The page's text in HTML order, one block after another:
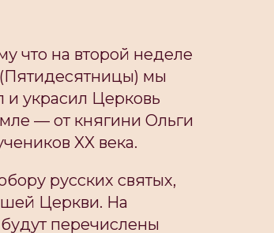
что на второй неделе
мы
и украсил Церковь
— от княгини Ольги
XX века.
русских святых,
Церкви. На
перечислены